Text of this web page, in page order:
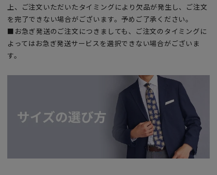
上、ご注文いただいたタイミングにより欠品が発生し、ご注文
を完了できない場合がございます。予めご了承ください。
■お急ぎ発送のご注文につきましても、ご注文のタイミングに
よってはお急ぎ発送サービスを選択できない場合がございま
す。